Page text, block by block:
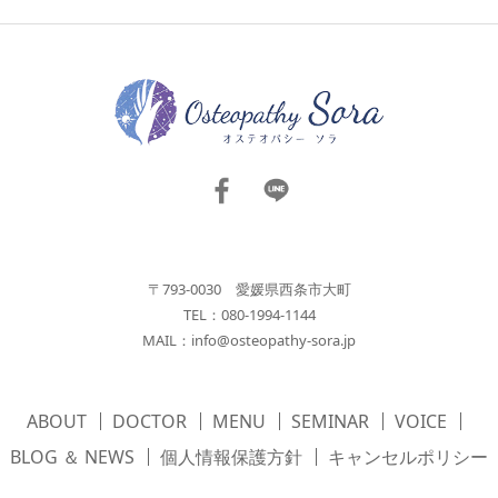
〒793-0030 愛媛県西条市大町
TEL：080-1994-1144
MAIL： info@osteopathy-sora.jp
ABOUT DOCTOR MENU SEMINAR
VOICE
BLOG ＆ NEWS
個人情報保護方針 キャンセルポリシー